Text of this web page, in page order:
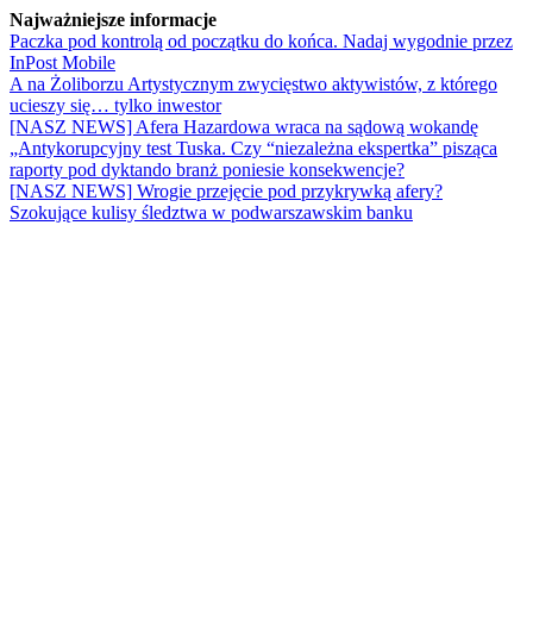
Najważniejsze informacje
Paczka pod kontrolą od początku do końca. Nadaj wygodnie przez
InPost Mobile
A na Żoliborzu Artystycznym zwycięstwo aktywistów, z którego
ucieszy się… tylko inwestor
[NASZ NEWS] Afera Hazardowa wraca na sądową wokandę
„Antykorupcyjny test Tuska. Czy “niezależna ekspertka” pisząca
raporty pod dyktando branż poniesie konsekwencje?
[NASZ NEWS] Wrogie przejęcie pod przykrywką afery?
Szokujące kulisy śledztwa w podwarszawskim banku